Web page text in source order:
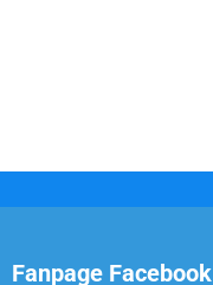
Fanpage Facebook